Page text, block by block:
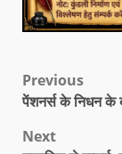
Previous
पेंशनर्स के निधन के
Next